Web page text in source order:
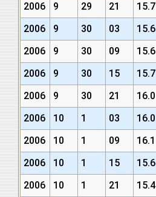
2006
9 29 21 15.7
2006
9 30 03 15.6
2006
9 30 09 15.6
2006
9 30 15 15.7
2006
9 30 21 16.0
2006
10 1 03 16.0
2006
10 1 09 16.1
2006
10 1 15 15.6
2006
10 1 21 15.4